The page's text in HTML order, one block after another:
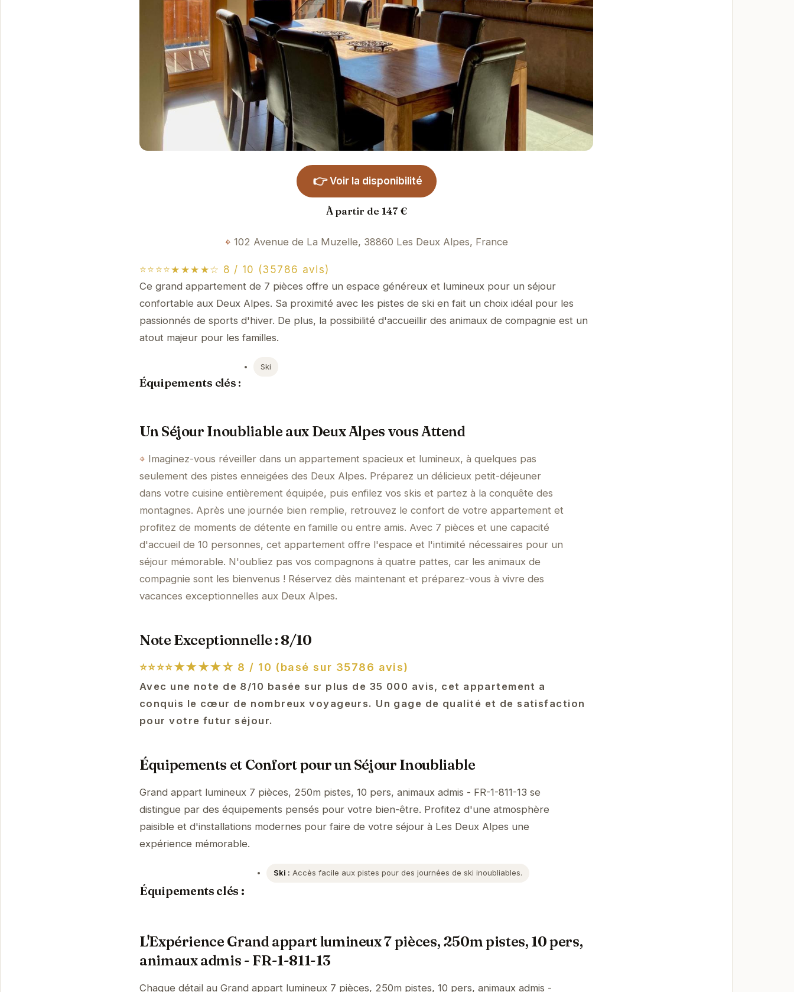
👉 Voir la disponibilité
À partir de 147 €
102 Avenue de La Muzelle, 38860 Les Deux Alpes, France
⭐⭐⭐⭐★★★★☆ 8 / 10 (35786 avis)
Ce grand appartement de 7 pièces offre un espace généreux et lumineux pour un séjour
confortable aux Deux Alpes. Sa proximité avec les pistes de ski en fait un choix idéal pour les
passionnés de sports d'hiver. De plus, la possibilité d'accueillir des animaux de compagnie est un
atout majeur pour les familles.
Équipements clés :
Ski
Un Séjour Inoubliable aux Deux Alpes vous Attend
Imaginez-vous réveiller dans un appartement spacieux et lumineux, à quelques pas
seulement des pistes enneigées des Deux Alpes. Préparez un délicieux petit-déjeuner
dans votre cuisine entièrement équipée, puis enfilez vos skis et partez à la conquête des
montagnes. Après une journée bien remplie, retrouvez le confort de votre appartement et
profitez de moments de détente en famille ou entre amis. Avec 7 pièces et une capacité
d'accueil de 10 personnes, cet appartement offre l'espace et l'intimité nécessaires pour un
séjour mémorable. N'oubliez pas vos compagnons à quatre pattes, car les animaux de
compagnie sont les bienvenus ! Réservez dès maintenant et préparez-vous à vivre des
vacances exceptionnelles aux Deux Alpes.
Note Exceptionnelle : 8/10
⭐⭐⭐⭐★★★★☆ 8 / 10 (basé sur 35786 avis)
Avec une note de 8/10 basée sur plus de 35 000 avis, cet appartement a
conquis le cœur de nombreux voyageurs. Un gage de qualité et de satisfaction
pour votre futur séjour.
Équipements et Confort pour un Séjour Inoubliable
Grand appart lumineux 7 pièces, 250m pistes, 10 pers, animaux admis - FR-1-811-13 se
distingue par des équipements pensés pour votre bien-être. Profitez d'une atmosphère
paisible et d'installations modernes pour faire de votre séjour à Les Deux Alpes une
expérience mémorable.
Équipements clés :
Ski : Accès facile aux pistes pour des journées de ski inoubliables.
L'Expérience Grand appart lumineux 7 pièces, 250m pistes, 10 pers,
animaux admis - FR-1-811-13
Chaque détail au Grand appart lumineux 7 pièces, 250m pistes, 10 pers, animaux admis -